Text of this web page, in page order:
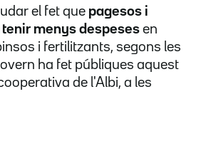
el fet que pagesos i
menys despeses en
i fertilitzants, segons les
ha fet públiques aquest
de l'Albi, a les